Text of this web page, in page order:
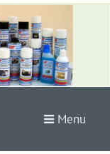
Menu